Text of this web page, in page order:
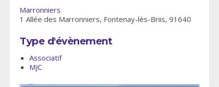
Marronniers
1 Allée des Marronniers, Fontenay-lès-Briis, 91640
Type d'évènement
Associatif
MJC